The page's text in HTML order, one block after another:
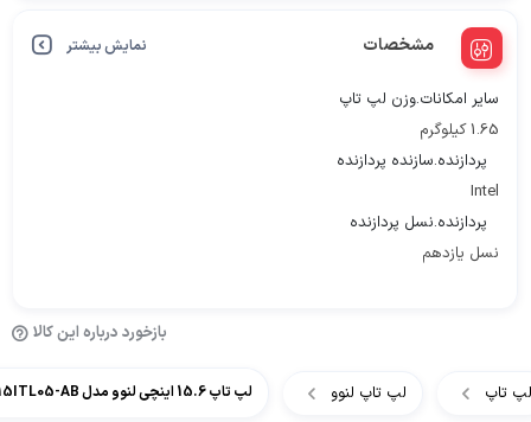
مشخصات نمایش بیشتر
سایر امکانات.وزن لپ تاپ
1.65 کیلوگرم
پردازنده.سازنده پردازنده
Intel
پردازنده.نسل پردازنده
نسل یازدهم
بازخورد درباره این کالا
لپ تاپ لپ تاپ لنوو لپ تاپ 15.6 اینچی لنوو مدل Lenovo IdeaPad 3 15ITL05-AB